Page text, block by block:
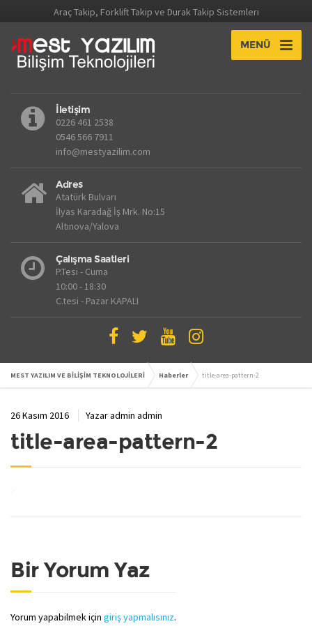
Araç Takip, Forklift Takip ve Durak Takip Sistemleri
MENÜ
İletişim
0226 461 2538
0546 566 7911
info@mestyazilim.com
Adres
Atatürk Bulvarı
İlyas Karadağ İş Mrk. No:15
Altınova/Yalova
Çalışma Saatleri
P.Tesi - Cuma
10:00 - 18:30
C.tesi - Pazar KAPALI
MEST YAZILIM VE BİLİŞİM TEKNOLOJİLERİ Haberler title-area-pattern-2
26 Kasım 2016 Yazaradmin admin
title-area-pattern-2
Bir Yorum Yaz
Yorum yapabilmek için giriş yapmalısınız.